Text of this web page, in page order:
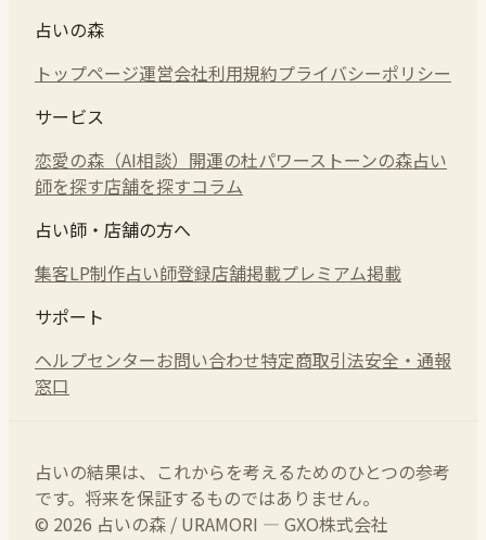
占いの森
トップページ運営会社利用規約プライバシーポリシー
サービス
恋愛の森（AI相談） 開運の杜パワーストーンの森占い
師を探す店舗を探すコラム
占い師・店舗の方へ
集客LP制作占い師登録店舗掲載プレミアム掲載
サポート
ヘルプセンターお問い合わせ特定商取引法安全・通報
窓口
占いの結果は、これからを考えるためのひとつの参考
です。将来を保証するものではありません。
© 2026 占いの森 / URAMORI — GXO株式会社